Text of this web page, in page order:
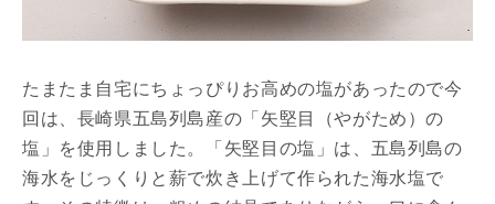
たまたま自宅にちょっぴりお高めの塩があったので今
回は、長崎県五島列島産の「矢堅目（やがため）の
塩」を使用しました。「矢堅目の塩」は、五島列島の
海水をじっくりと薪で炊き上げて作られた海水塩で